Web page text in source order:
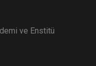
ve Enstitü